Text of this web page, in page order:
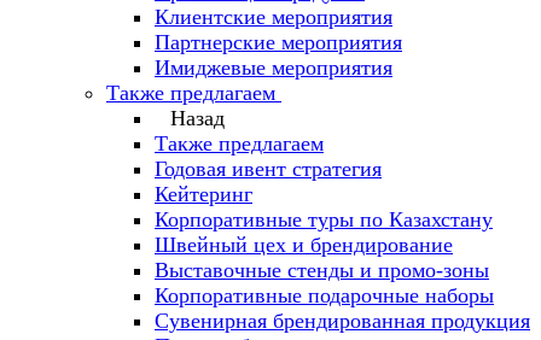
Клиентские мероприятия
Партнерские мероприятия
Имиджевые мероприятия
Также предлагаем
Назад
Также предлагаем
Годовая ивент стратегия
Кейтеринг
Корпоративные туры по Казахстану
Швейный цех и брендирование
Выставочные стенды и промо-зоны
Корпоративные подарочные наборы
Сувенирная брендированная продукция